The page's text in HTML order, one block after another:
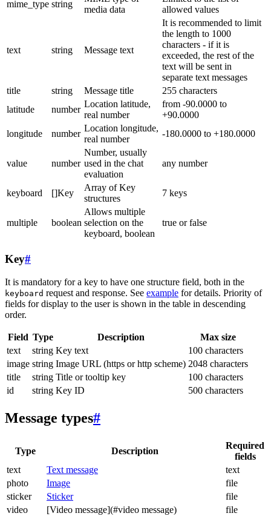
mime_type string
media data
allowed values
text string Message text
It is recommended to limit
the length to 1000
characters - if it is
exceeded, the rest of the
text will be sent in
separate text messages
title
string Message title
255 characters
latitude
number
Location latitude,
real number
from -90.0000 to
+90.0000
longitude
number
Location longitude,
real number
-180.0000 to +180.0000
value number
Number, usually
used in the chat
evaluation
any number
keyboard []Key
Array of Key
structures
7 keys
multiple boolean
Allows multiple
selection on the
keyboard, boolean
true or false
Key#
It is mandatory for a key to have one structure field, both in the
keyboard request and response. See example for details. Priority of
fields for display to the user is shown in the table in descending
order.
Field Type Description
Max size
text
string Key text
100 characters
image string Image URL (https or http scheme) 2048 characters
title
string Title or tooltip key
100 characters
id
string Key ID 500 characters
Message types#
Type Description
Required
fields
text
Text message
text
photo
Image
file
sticker
Sticker
file
video
[Video message](#video message)
file